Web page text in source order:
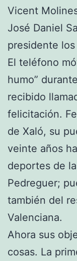
Vicent
José Daniel
presidente
El teléfono
humo”
recibido
felicitación.
de Xaló, su
veinte años
deportes de
Pedreguer;
también del
Valenciana.
Ahora sus
cosas. La